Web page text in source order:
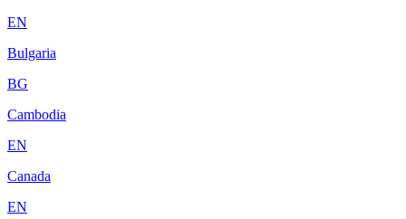
EN
Bulgaria
BG
Cambodia
EN
Canada
EN